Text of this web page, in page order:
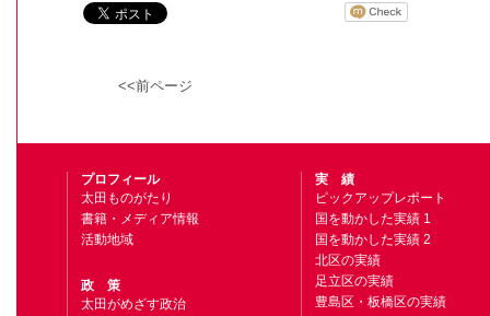
<<前ページ
プロフィール
太田ものがたり
書籍・メディア情報
活動地域
政 策
太田がめざす政治
実 績
ピックアップレポート
国を動かした実績 1
国を動かした実績 2
北区の実績
足立区の実績
豊島区・板橋区の実績